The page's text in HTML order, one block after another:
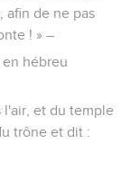
afin de ne pas
! » –
hébreu
l'air, et du temple
trône et dit :